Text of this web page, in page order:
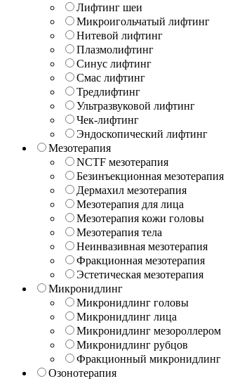
Лифтинг шеи
Микроигольчатый лифтинг
Нитевой лифтинг
Плазмолифтинг
Синус лифтинг
Смас лифтинг
Тредлифтинг
Ультразвуковой лифтинг
Чек-лифтинг
Эндоскопический лифтинг
Мезотерапия
NCTF мезотерапия
Безинъекционная мезотерапия
Дермахил мезотерапия
Мезотерапия для лица
Мезотерапия кожи головы
Мезотерапия тела
Неинвазивная мезотерапия
Фракционная мезотерапия
Эстетическая мезотерапия
Микронидлинг
Микронидлинг головы
Микронидлинг лица
Микронидлинг мезороллером
Микронидлинг рубцов
Фракционный микронидлинг
Озонотерапия